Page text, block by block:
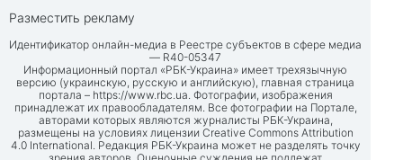
Разместить рекламу
Идентификатор онлайн-медиа в Реестре субъектов в сфере медиа
— R40-05347
Информационный портал «РБК-Украина» имеет трехязычную
версию (украинскую, русскую и английскую), главная страница
портала – https://www.rbc.ua. Фотографии, изображения
принадлежат их правообладателям. Все фотографии на Портале,
авторами которых являются журналисты РБК-Украина,
размещены на условиях лицензии Creative Commons Attribution
4.0 International. Редакция РБК-Украина может не разделять точку